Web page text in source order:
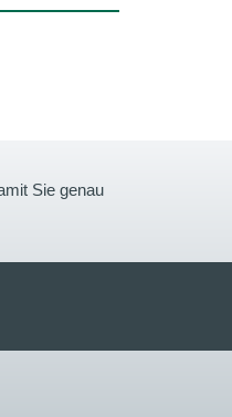
Sie genau